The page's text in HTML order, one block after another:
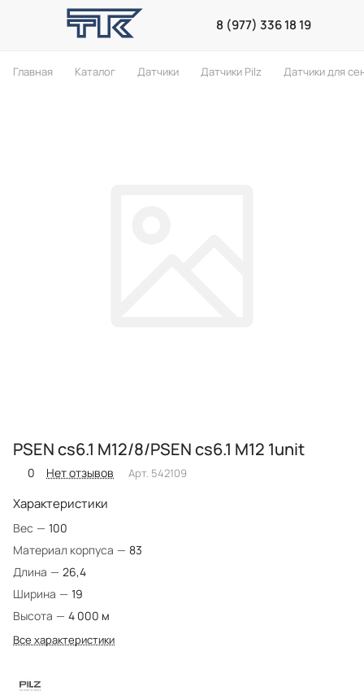
8 (977) 336 18 19
Главная Каталог Датчики Датчики Pilz Датчики для
PSEN cs6.1 M12/8/PSEN cs6.1 M12 1unit
0 Нет отзывов Арт. 542109
Характеристики
Вес — 100
Материал корпуса — 83
Длина — 26,4
Ширина — 19
Высота — 4 000 м
Все характеристики